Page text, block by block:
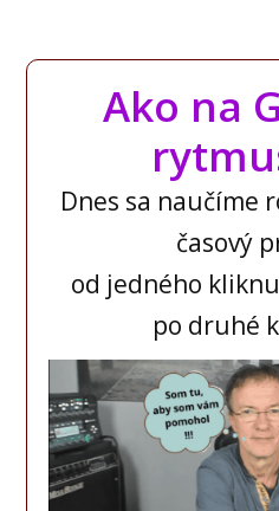
Ako na
Dnes sa naučíme
časový
od jedného
po druhé